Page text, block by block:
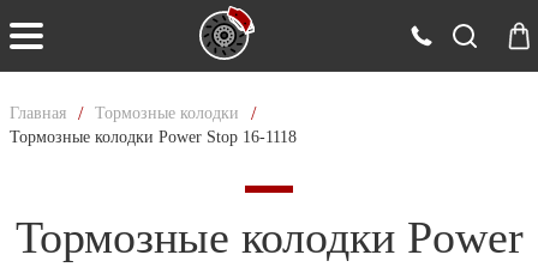
Главная / Тормозные колодки /
Тормозные колодки Power Stop 16-1118
Тормозные колодки Power